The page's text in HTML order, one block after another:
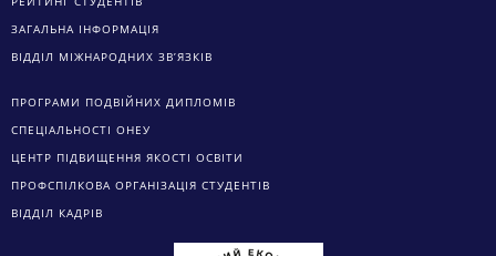
ЗАГАЛЬНА ІНФОРМАЦІЯ
ВІДДІЛ МІЖНАРОДНИХ ЗВ’ЯЗКІВ
ПРОГРАМИ ПОДВІЙНИХ ДИПЛОМІВ
СПЕЦІАЛЬНОСТІ ОНЕУ
ЦЕНТР ПІДВИЩЕННЯ ЯКОСТІ ОСВІТИ
ПРОФСПІЛКОВА ОРГАНІЗАЦІЯ СТУДЕНТІВ
ВІДДІЛ КАДРІВ